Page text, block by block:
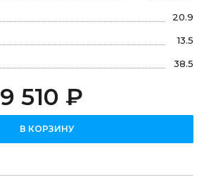
20.9
13.5
38.5
9 510 ₽
В КОРЗИНУ